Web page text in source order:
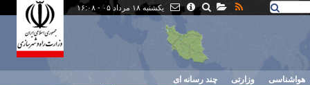
یکشنبه ۱۸ مرداد ۰۵ - ۱۶:۰۸
هواشناسی وزارتی چند رسانه ای